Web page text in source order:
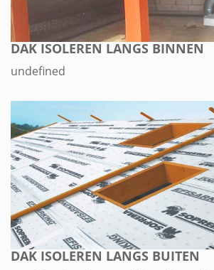
DAK ISOLEREN LANGS BINNEN
undefined
DAK ISOLEREN LANGS BUITEN